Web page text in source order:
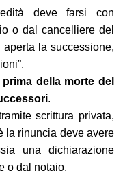
deve farsi con
o dal cancelliere del
la successione,
della morte del
.
scrittura privata,
la rinuncia deve avere
una dichiarazione
o dal notaio.